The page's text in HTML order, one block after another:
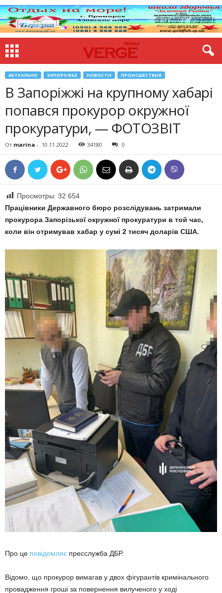
АКТУАЛЬНО ЗАПОРОЖЬЕ НОВОСТИ ПРОИСШЕСТВИЯ
В Запоріжжі на крупному хабарі
попався прокурор окружної
прокуратури, — ФОТОЗВІТ
От marina - 10.11.2022 34180 0
Просмотры: 32 654
Працівники Державного бюро розслідувань затримали
прокурора Запорізької окружної прокуратури в той час,
коли він отримував хабар у сумі 2 тисяч доларів США.
Про це повідомляє пресслужба ДБР.
Відомо, що прокурор вимагав у двох фігурантів кримінального
провадження гроші за повернення вилученого у ході